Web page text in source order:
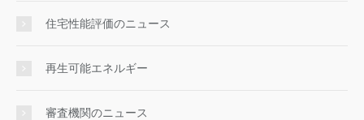
住宅性能評価のニュース
再生可能エネルギー
審査機関のニュース